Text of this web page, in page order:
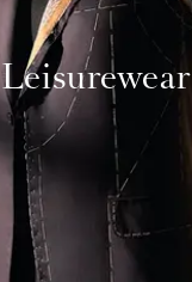
Leisurewear